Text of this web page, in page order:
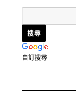
自訂搜尋